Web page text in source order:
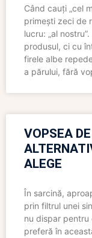
Când cauți „cel
primești zeci de
lucru: „al
produsul, ci cu
firele albe
a părului, fără
VOPSEA
ALEGE
În sarcină,
prin filtrul unei
nu dispar pentru
preferă în